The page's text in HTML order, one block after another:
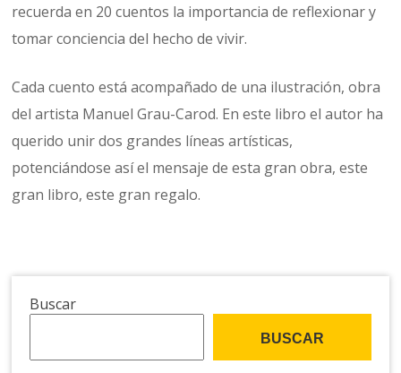
recuerda en 20 cuentos la importancia de reflexionar y
tomar conciencia del hecho de vivir.
Cada cuento está acompañado de una ilustración, obra
del artista Manuel Grau-Carod. En este libro el autor ha
querido unir dos grandes líneas artísticas,
potenciándose así el mensaje de esta gran obra, este
gran libro, este gran regalo.
Buscar
BUSCAR